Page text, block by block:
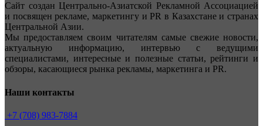
Сайт создан Центрально-Азиатской Рекламной Ассоциацией
и посвящен рекламе, маркетингу и PR в Казахстане и странах
Центральной Азии.
Мы предоставляем своим читателям самые свежие новости,
актуальную информацию, интервью с ведущими
специалистами, интересные и полезные статьи, рейтинги и
обзоры, касающиеся рынка рекламы, маркетинга и PR.
Наши контакты
+7 (708) 983-7884